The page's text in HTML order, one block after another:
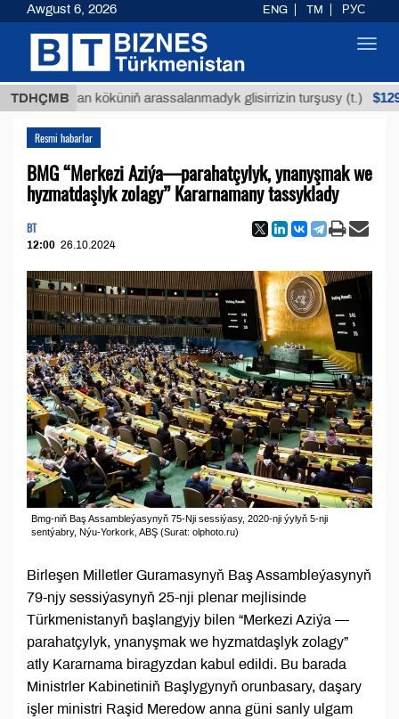
TDHÇMB
Buýan köküniň arassalanmadyk glisirrizin turşusy (t.) $12935,18
Resmi habarlar
BMG “Merkezi Aziýa—parahatçylyk, ynanyşmak we
hyzmatdaşlyk zolagy” Kararnamany tassyklady
BT
12:00 26.10.2024
Bmg-niň Baş Assambleýasynyň 75-Nji sessiýasy, 2020-nji ýylyň 5-nji
sentýabry, Nýu-Yorkork, ABŞ (Surat: olphoto.ru)
Birleşen Milletler Guramasynyň Baş Assambleýasynyň
79-njy sessiýasynyň 25-nji plenar mejlisinde
Türkmenistanyň başlangyjy bilen “Merkezi Aziýa —
parahatçylyk, ynanyşmak we hyzmatdaşlyk zolagy”
atly Kararnama biragyzdan kabul edildi. Bu barada
Ministrler Kabinetiniň Başlygynyň orunbasary, daşary
işler ministri Raşid Meredow anna güni sanly ulgam
Awgust 6, 2026 ENG TM РУС